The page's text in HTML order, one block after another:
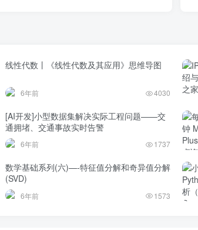
线性代数丨《线性代数及其应用》思维导图
6年前 4030
[AI开发]小型数据集解决实际工程问题——交
通拥堵、交通事故实时告警
6年前 1737
数学基础系列(六)—-特征值分解和奇异值分解
(SVD)
6年前 1573